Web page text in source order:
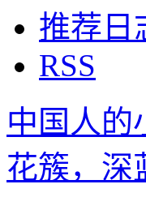
推荐日
RSS
中国人
花簇，深